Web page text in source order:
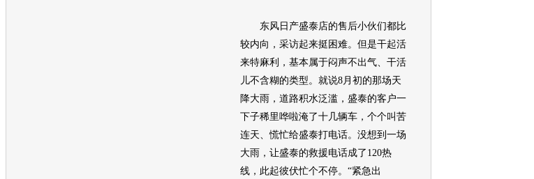
东风日产盛泰店的售后小伙们都比
较内向，采访起来挺困难。但是干起活
来特麻利，基本属于闷声不出气、干活
儿不含糊的类型。就说8月初的那场天
降大雨，道路积水泛滥，盛泰的客户一
下子稀里哗啦淹了十几辆车，个个叫苦
连天、慌忙给盛泰打电话。没想到一场
大雨，让盛泰的救援电话成了120热
线，此起彼伏忙个不停。“紧急出